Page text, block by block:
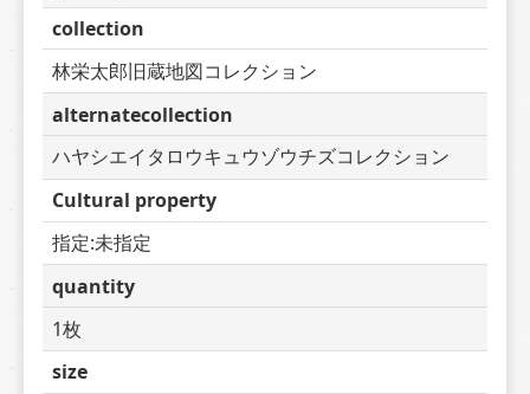
collection
林栄太郎旧蔵地図コレクション
alternatecollection
ハヤシエイタロウキュウゾウチズコレクション
Cultural property
指定:未指定
quantity
1枚
size